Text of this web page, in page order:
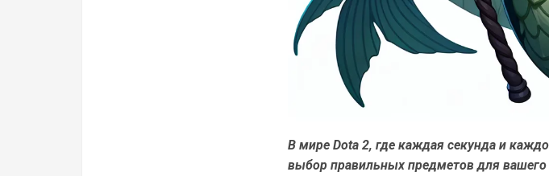
В мире Dota 2, где каждая секунда и
выбор правильных предметов для